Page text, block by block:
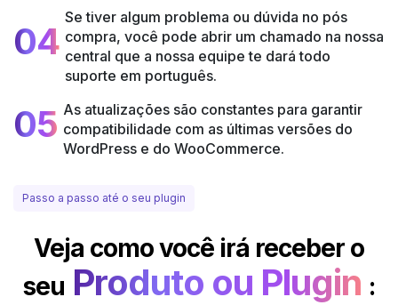
04
Se tiver algum problema ou dúvida no pós
compra, você pode abrir um chamado na nossa
central que a nossa equipe te dará todo
suporte em português.
05 As atualizações são constantes para garantir
compatibilidade com as últimas versões do
WordPress e do WooCommerce.
Passo a passo até o seu plugin
Veja como você irá receber o
seu Produto ou Plugin :